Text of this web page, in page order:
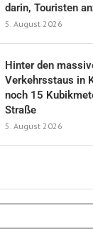
darin, Touristen
5. August 2026
Hinter den
Verkehrsstaus in
noch 15
Straße
5. August 2026